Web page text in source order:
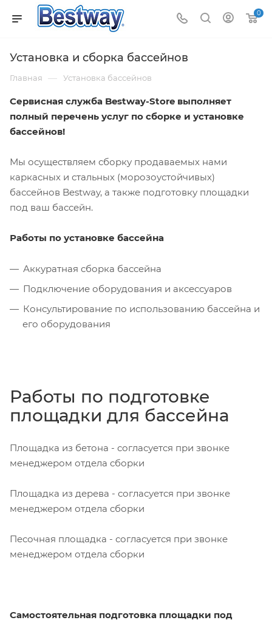
0
Установка и сборка бассейнов
Главная — Установка бассейнов
Сервисная служба Bestway-Store выполняет
полный перечень услуг по сборке и установке
бассейнов!
Мы осуществляем сборку продаваемых нами
каркасных и стальных (морозоустойчивых)
бассейнов Bestway, а также подготовку площадки
под ваш бассейн.
Работы по установке бассейна
Аккуратная сборка бассейна
Подключение оборудования и аксессуаров
Консультирование по использованию бассейна и
его оборудования
Работы по подготовке
площадки для бассейна
Площадка из бетона - согласуется при звонке
менеджером отдела сборки
Площадка из дерева - согласуется при звонке
менеджером отдела сборки
Песочная площадка - согласуется при звонке
менеджером отдела сборки
Самостоятельная подготовка площадки под